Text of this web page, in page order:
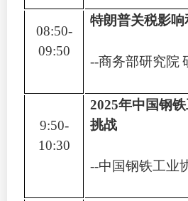
08:50-
09:50
特朗普关税影响
--商务部研究院
9:50-
10:30
2025年中国钢
挑战
--中国钢铁工业